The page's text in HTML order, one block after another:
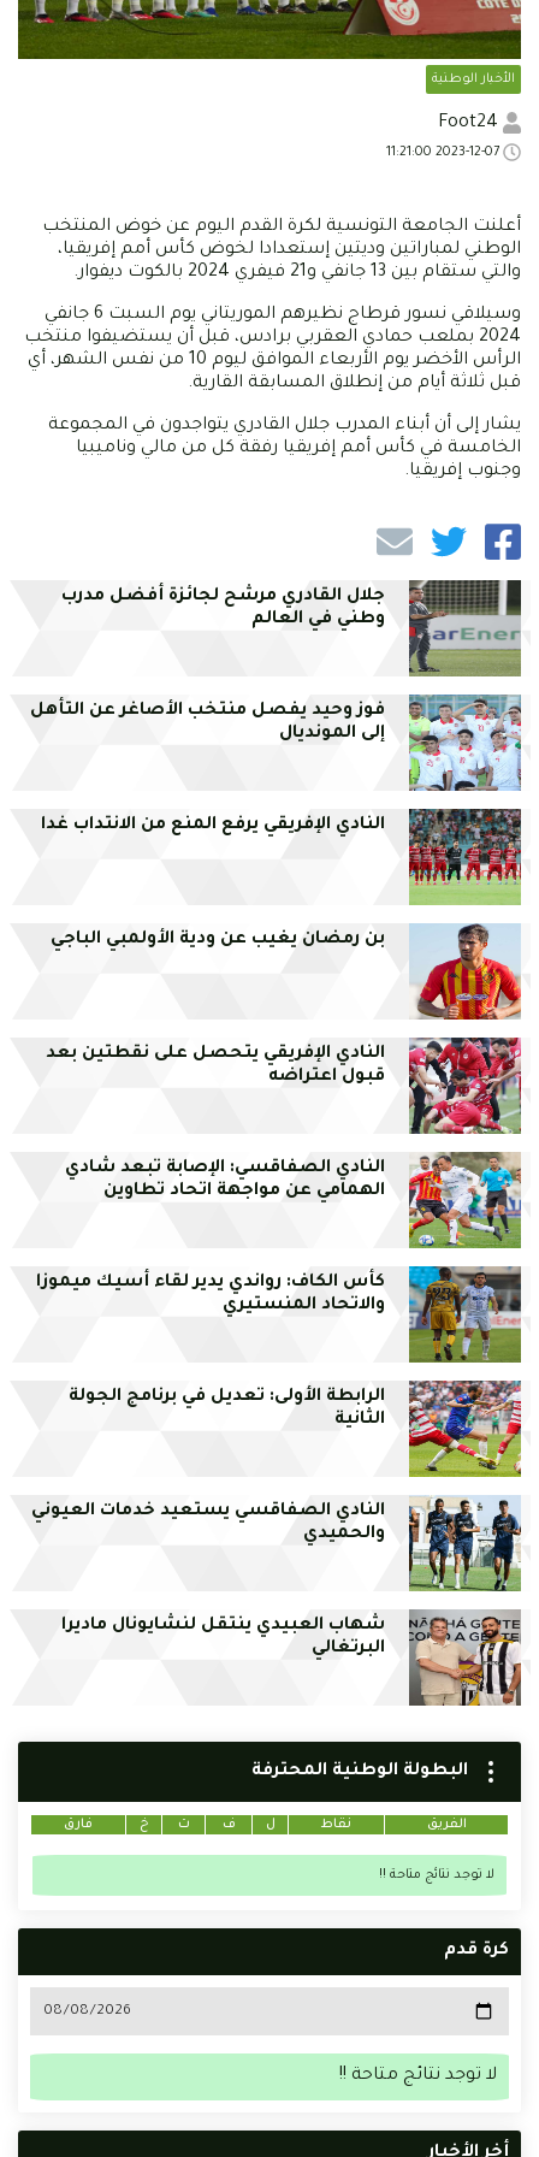
الأخبار الوطنية
أعلنت الجامعة التونسية لكرة القدم اليوم عن خوض المنتخب
الوطني لمباراتين وديتين إستعدادا لخوض كأس أمم إفريقيا،
والتي ستقام بين 13 جانفي و21 فيفري 2024 بالكوت ديفوار.
وسيلاقي نسور قرطاج نظيرهم الموريتاني يوم السبت 6 جانفي
2024 بملعب حمادي العقربي برادس، قبل أن يستضيفوا منتخب
الرأس الأخضر يوم الأربعاء الموافق ليوم 10 من نفس الشهر، أي
قبل ثلاثة أيام من إنطلاق المسابقة القارية.
يشار إلى أن أبناء المدرب جلال القادري يتواجدون في المجموعة
الخامسة في كأس أمم إفريقيا رفقة كل من مالي وناميبيا
وجنوب إفريقيا.
جلال القادري مرشح لجائزة أفضل مدرب
وطني في العالم
فوز وحيد يفصل منتخب الأصاغر عن التأهل
إلى المونديال
النادي الإفريقي يرفع المنع من الانتداب غدا
بن رمضان يغيب عن ودية الأولمبي الباجي
النادي الإفريقي يتحصل على نقطتين بعد
قبول اعتراضه
النادي الصفاقسي: الإصابة تبعد شادي
الهمامي عن مواجهة اتحاد تطاوين
كأس الكاف: رواندي يدير لقاء أسيك ميموزا
والاتحاد المنستيري
الرابطة الأولى: تعديل في برنامج الجولة
الثانية
النادي الصفاقسي يستعيد خدمات العيوني
والحميدي
شهاب العبيدي ينتقل لنشايونال ماديرا
البرتغالي
البطولة الوطنية المحترفة
الفريق نقاط ل ف ت خ فارق
لا توجد نتائج متاحة !!
كرة قدم
لا توجد نتائج متاحة !!